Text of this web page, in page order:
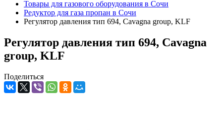
Товары для газового оборудования в Сочи
Редуктор для газа пропан в Сочи
Регулятор давления тип 694, Cavagna group, KLF
Регулятор давления тип 694, Cavagna
group, KLF
Поделиться